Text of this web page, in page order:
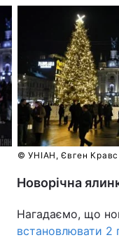
Тема оформлення
© УНІАН, Євген Кравс
Новорічна
Нагадаємо, що
встановлювати 2